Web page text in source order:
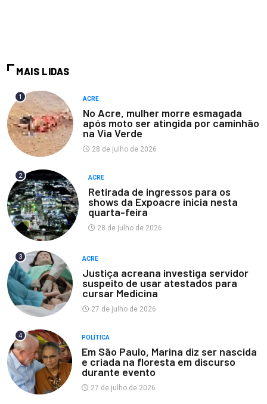
MAIS LIDAS
1 ACRE
No Acre, mulher morre esmagada
após moto ser atingida por caminhão
na Via Verde
28 de julho de 2026
2 ACRE
Retirada de ingressos para os
shows da Expoacre inicia nesta
quarta-feira
28 de julho de 2026
3 ACRE
Justiça acreana investiga servidor
suspeito de usar atestados para
cursar Medicina
27 de julho de 2026
4 POLÍTICA
Em São Paulo, Marina diz ser nascida
e criada na floresta em discurso
durante evento
27 de julho de 2026